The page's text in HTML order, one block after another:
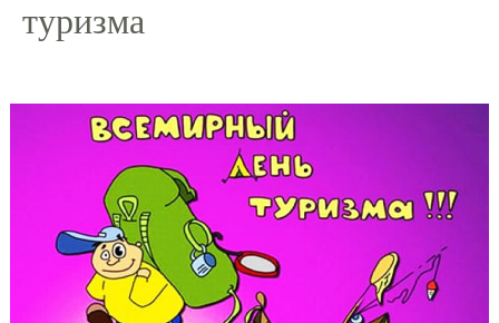
туризма